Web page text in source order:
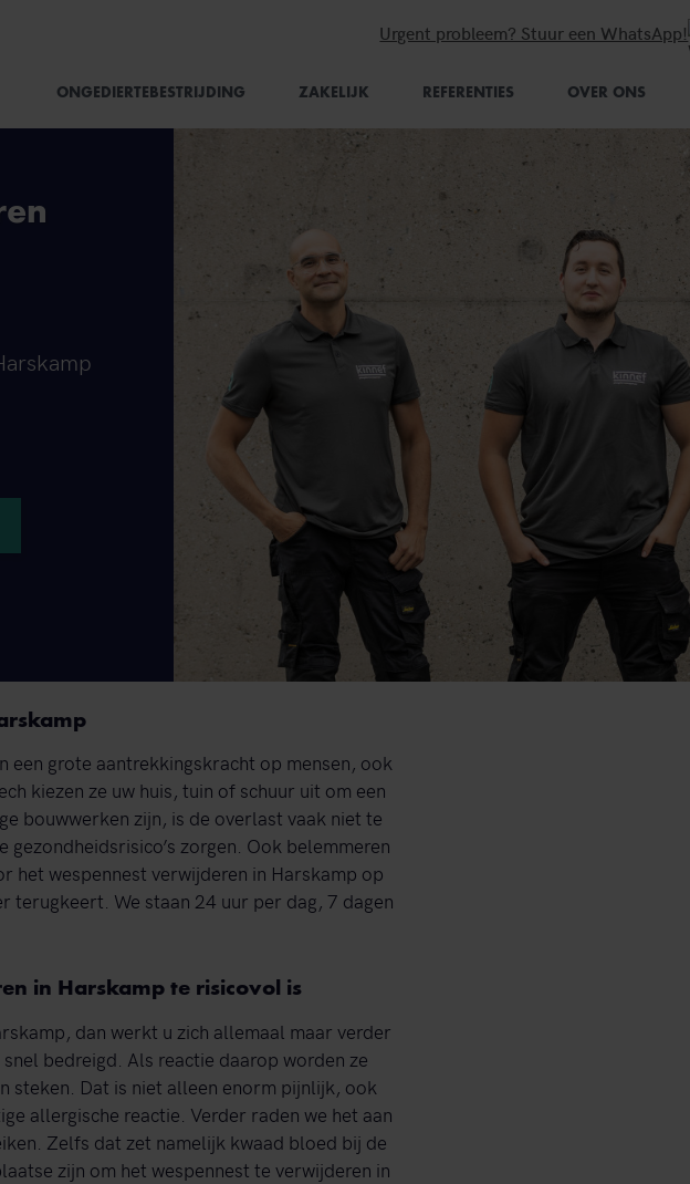
Urgent probleem? Stuur een WhatsApp!
ONGEDIERTEBESTRIJDING ZAKELIJK REFERENTIES OVER ONS
een grote aantrekkingskracht op mensen, ook
kiezen ze uw huis, tuin of schuur uit om een
bouwwerken zijn, is de overlast vaak niet te
zorgen. Ook belemmeren
het wespennest verwijderen in Harskamp op
terugkeert. We staan 24 uur per dag, 7 dagen
in Harskamp te risicovol is
dan werkt u zich allemaal maar verder
bedreigd. Als reactie daarop worden ze
steken. Dat is niet alleen enorm pijnlijk, ook
allergische reactie. Verder raden we het aan
Zelfs dat zet namelijk kwaad bloed bij de
zijn om het wespennest te verwijderen in